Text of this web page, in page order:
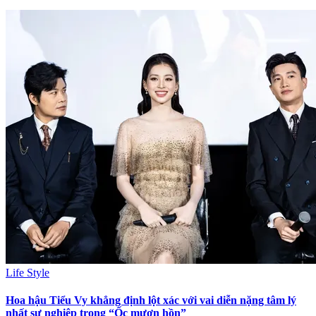
Life Style
Hoa hậu Tiểu Vy khẳng định lột xác với vai diễn nặng tâm lý
nhất sự nghiệp trong “Ốc mượn hồn”